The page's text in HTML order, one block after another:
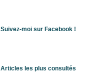
Suivez-moi sur Facebook !
Articles les plus consultés